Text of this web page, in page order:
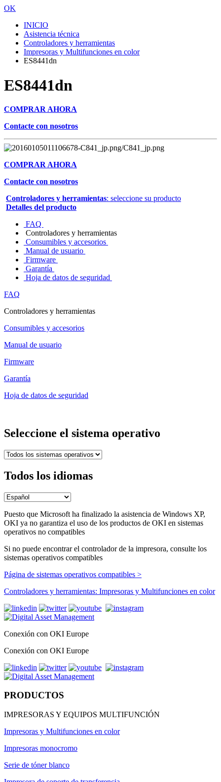
OK
INICIO
Asistencia técnica
Controladores y herramientas
Impresoras y Multifunciones en color
ES8441dn
ES8441dn
COMPRAR AHORA
Contacte con nosotros
COMPRAR AHORA
Contacte con nosotros
Controladores y herramientas: seleccione su producto
Detalles del producto
FAQ
Controladores y herramientas
Consumibles y accesorios
Manual de usuario
Firmware
Garantía
Hoja de datos de seguridad
FAQ
Controladores y herramientas
Consumibles y accesorios
Manual de usuario
Firmware
Garantía
Hoja de datos de seguridad
Seleccione el sistema operativo
Todos los idiomas
Puesto que Microsoft ha finalizado la asistencia de Windows XP,
OKI ya no garantiza el uso de los productos de OKI en sistemas
operativos no compatibles
Si no puede encontrar el controlador de la impresora, consulte los
sistemas operativos compatibles
Página de sistemas operativos compatibles >
Controladores y herramientas: Impresoras y Multifunciones en color
Conexión con OKI Europe
Conexión con OKI Europe
PRODUCTOS
IMPRESORAS Y EQUIPOS MULTIFUNCIÓN
Impresoras y Multifunciones en color
Impresoras monocromo
Serie de tóner blanco